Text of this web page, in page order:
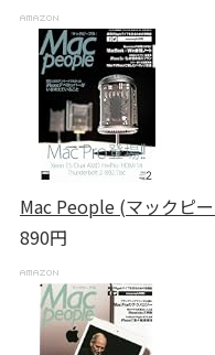
Mac People (マックピ
890円